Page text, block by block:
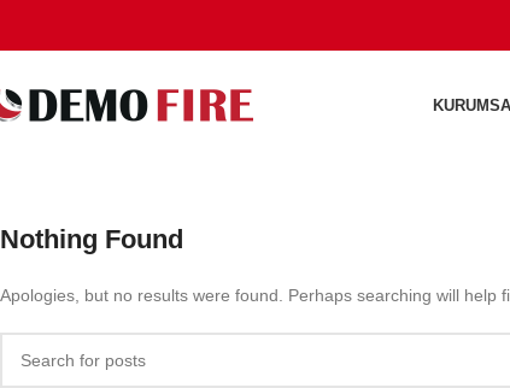
Nothing Found
Apologies, but no results were found. Perhaps searching will help